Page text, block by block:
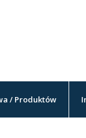
/ Produktów